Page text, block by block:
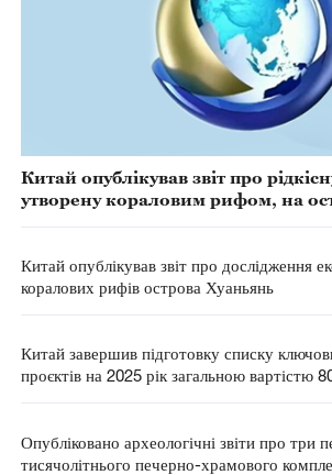
Китай опублікував звіт про
утворену кораловим рифом, на
Китай опублікував звіт про дослідження
коралових рифів острова Хуаньянь
Китай завершив підготовку списку
проєктів на 2025 рік загальною вартістю
Опубліковано археологічні звіти про три
тисячолітнього печерно-храмового